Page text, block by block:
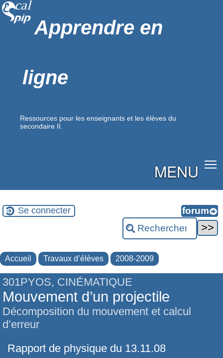
Apprendre en
ligne
Ressources pour les enseignants et les élèves du
secondaire II.
MENU
Se connecter
Accueil Travaux d’élèves 2008-2009
301PYOS, CINÉMATIQUE
Mouvement d’un projectile
Décomposition du mouvement et calcul
d’erreur
Rapport de physique du 13.11.08